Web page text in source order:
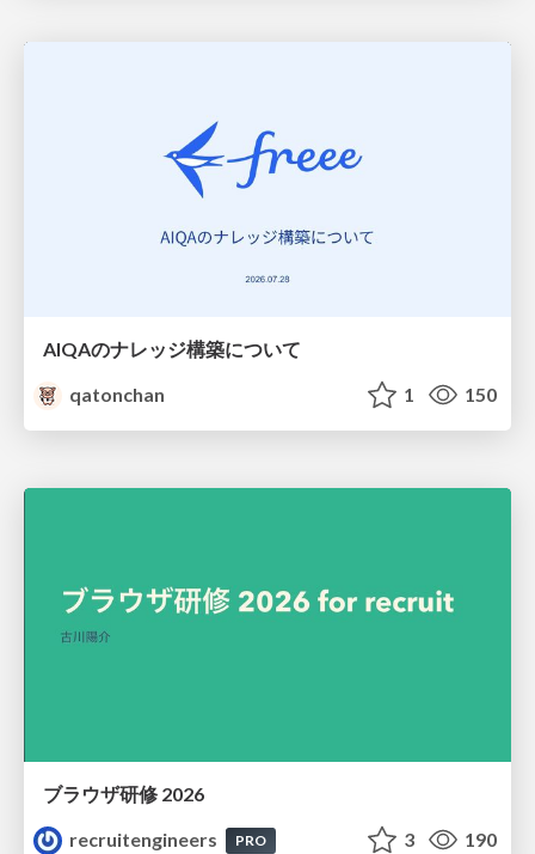
AIQAのナレッジ構築について
qatonchan
1 150
ブラウザ研修 2026
recruitengineers
PRO 3 190